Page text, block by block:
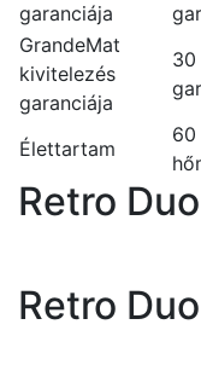
garanciája
GrandeMat
kivitelezés
garanciája
30
Élettartam
60
Retro Duo
Retro